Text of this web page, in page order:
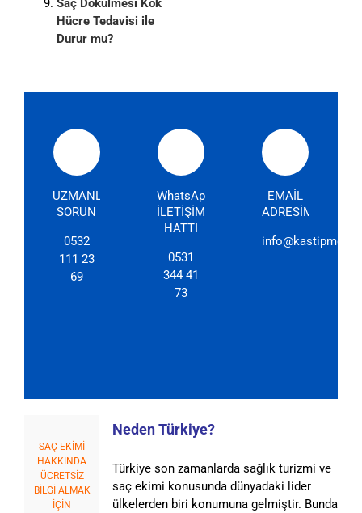
Saç Dökülmesi Kök
Hücre Tedavisi ile
Durur mu?
UZMANLARIMIZA
SORUN
0532
111 23
69
WhatsApp
İLETİŞİM
HATTI
0531
344 41
73
EMAİL
ADRESİMİZ
SAÇ EKİMİ
HAKKINDA
ÜCRETSİZ
BİLGİ ALMAK
İÇİN
Neden Türkiye?
Türkiye son zamanlarda sağlık turizmi ve
saç ekimi konusunda dünyadaki lider
ülkelerden biri konumuna gelmiştir. Bunda